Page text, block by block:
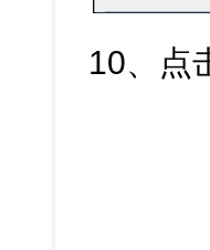
10、点